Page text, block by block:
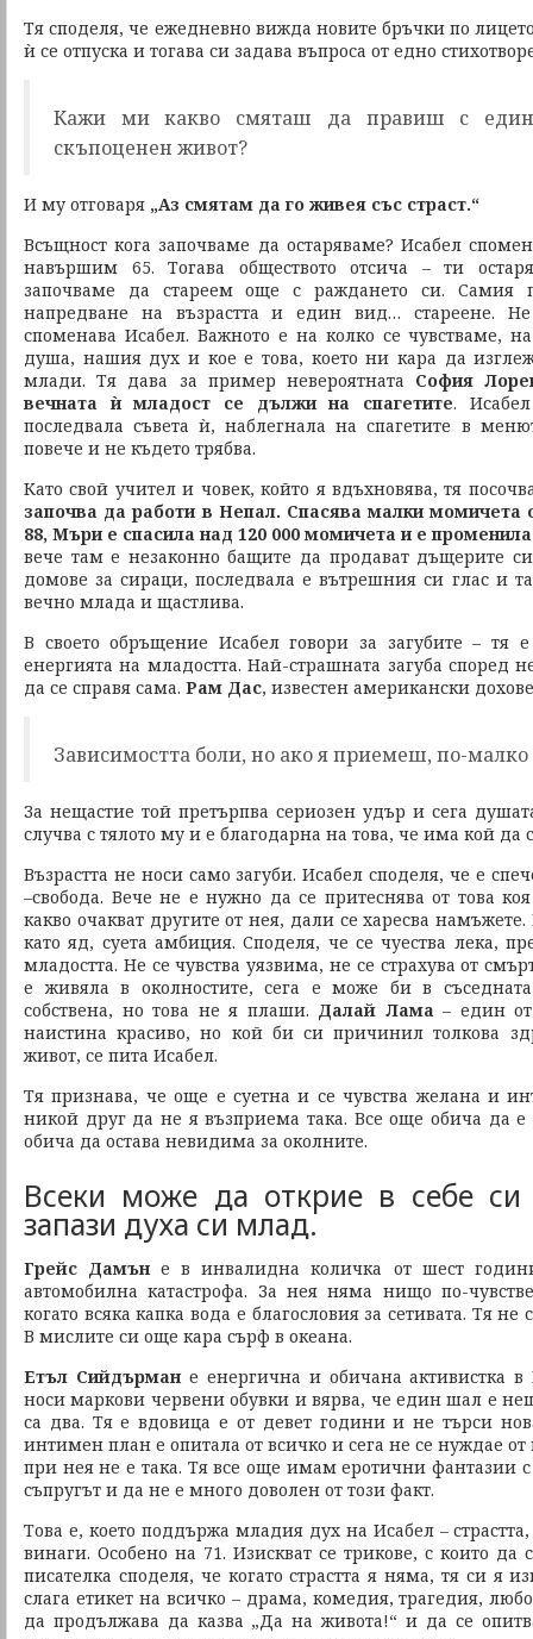
Тя споделя, че ежедневно вижда новите бръчки по
ѝ се отпуска и тогава си задава въпроса от едно
Кажи ми какво смяташ да правиш с
скъпоценен живот?
И му отговаря „Аз смятам да го живея със страст.“
Всъщност кога започваме да остаряваме? Исабел
навършим 65. Тогава обществото отсича – ти
започваме да стареем още с раждането си. Самия
напредване на възрастта и един вид… стареене.
споменава Исабел. Важното е на колко се чувстваме,
душа, нашия дух и кое е това, което ни кара да
млади. Тя дава за пример невероятната София
вечната ѝ младост се дължи на спагетите.
последвала съвета ѝ, наблегнала на спагетите в
повече и не където трябва.
Като свой учител и човек, който я вдъхновява, тя
започва да работи в Непал. Спасява малки
88, Мъри е спасила над 120 000 момичета и е
вече там е незаконно бащите да продават дъщерите
домове за сираци, последвала е вътрешния си глас и
вечно млада и щастлива.
В своето обръщение Исабел говори за загубите – тя
енергията на младостта. Най-страшната загуба според
да се справя сама. Рам Дас, известен американски
Зависимостта боли, но ако я приемеш, по-
За нещастие той претърпва сериозен удър и сега
случва с тялото му и е благодарна на това, че има кой да
Възрастта не носи само загуби. Исабел споделя, че е
–свобода. Вече не е нужно да се притеснява от това
какво очакват другите от нея, дали се харесва намъжете.
като яд, суета амбиция. Споделя, че се чуества лека,
младостта. Не се чувства уязвима, не се страхува от
е живяла в околностите, сега е може би в
собствена, но това не я плаши. Далай Лама – един от
наистина красиво, но кой би си причинил толкова
живот, се пита Исабел.
Тя признава, че още е суетна и се чувства желана и
никой друг да не я възприема така. Все още обича да
обича да остава невидима за околните.
Всеки може да открие в себе
запази духа си млад.
Грейс Дамъне в инвалидна количка от шест
автомобилна катастрофа. За нея няма нищо по-
когато всяка капка вода е благословия за сетивата. Тя
В мислите си още кара сърф в океана.
Етъл Сийдърмане енергична и обичана активистка
носи маркови червени обувки и вярва, че един шал е
са два. Тя е вдовица е от девет години и не търси
интимен план е опитала от всичко и сега не се нуждае
при нея не е така. Тя все още имам еротични фантазии
съпругът и да не е много доволен от този факт.
Това е, което поддържа младия дух на Исабел –
винаги. Особено на 71. Изискват се трикове, с които да
писателка споделя, че когато страстта я няма, тя си я
слага етикет на всичко – драма, комедия, трагедия,
да продължава да казва „Да на живота!“ и да се